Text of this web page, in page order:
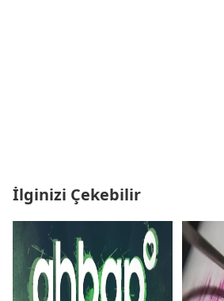
İlginizi Çekebilir